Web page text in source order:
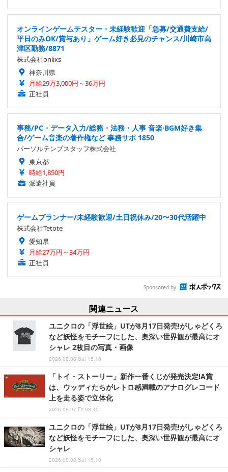
オンラインゲームテスター・未経験歓迎「急募/交通費支給/
平日のみOK/賞与あり」ゲーム好き必見のチャンス/川崎市高
津区勤務/8871
株式会社onlixs
神奈川県
月給29万3,000円～36万円
正社員
事務/PC・データ入力/総務・法務・人事 音楽·BGM好き集
合/ゲーム音楽の著作権など 事務サポ 1850
パーソルテンプスタッフ株式会社
東京都
時給1,850円
派遣社員
ゲームプランナー/未経験歓迎/土日祝休み/20〜30代活躍中
株式会社Tetote
愛知県
月給27万円～34万円
正社員
Sponsored by
関連ニュース
ユニクロの「浮世絵」UTが8月17日発売!がしゃどくろ
など妖怪をモチーフにした、奥深い世界観が最高にオ
シャレ 2枚目の写真・画像
2026.08.08 Sat 15:10
「トイ・ストーリー」新作一番くじが発売決定!A賞
は、ウッディたちがレトロ感満載のアナログレコード
上を走る姿で立体化
2026.08.07 Fri 03:40
ユニクロの「浮世絵」UTが8月17日発売!がしゃどくろ
など妖怪をモチーフにした、奥深い世界観が最高にオ
シャレ
2026.08.08 Sat 15:10